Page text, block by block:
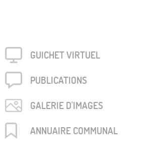
GUICHET VIRTUEL
PUBLICA­TIONS
GALERIE D'IMAGES
ANNUAIRE COMMUNAL